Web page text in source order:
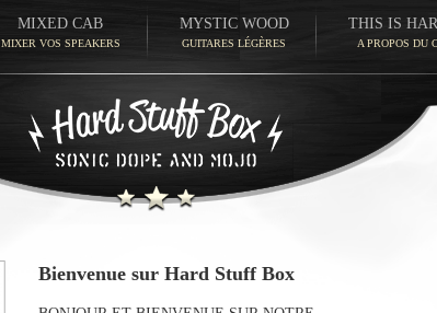
MIXED CAB
MIXER VOS SPEAKERS
MYSTIC WOOD
GUITARES LÉGÈRES
THIS IS
A PROPOS DU
Bienvenue sur Hard Stuff Box